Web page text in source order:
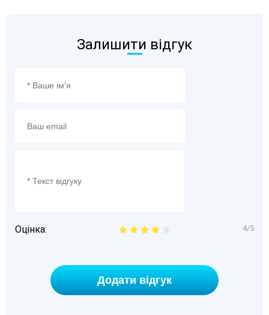
Залишити відгук
Оцінка: 4/5